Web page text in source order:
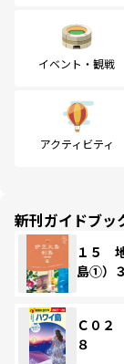
イベント・観戦
アクティビティ
新刊ガイドブッ
１５
島①）
Ｃ０２
８